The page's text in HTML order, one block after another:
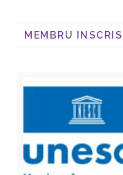
MEMBRU INSCRIS